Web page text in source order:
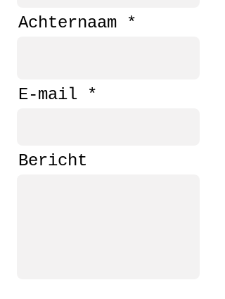
Achternaam
E-mail
Bericht